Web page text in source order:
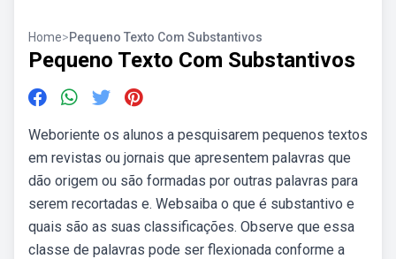
Home>Pequeno Texto Com Substantivos
Pequeno Texto Com Substantivos
Weboriente os alunos a pesquisarem pequenos textos
em revistas ou jornais que apresentem palavras que
dão origem ou são formadas por outras palavras para
serem recortadas e. Websaiba o que é substantivo e
quais são as suas classificações. Observe que essa
classe de palavras pode ser flexionada conforme a